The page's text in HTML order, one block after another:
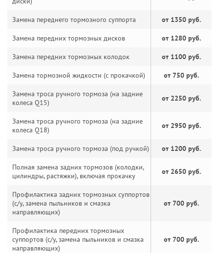
Замена переднего тормозного суппорта от 1350 руб.
Замена передних тормозных дисков от 1280 руб.
Замена передних тормозных колодок от 1100 руб.
Замена тормозной жидкости (с прокачкой) от 750 руб.
Замена троса ручного тормоза (на задние
колеса Q15)
от 2250 руб.
Замена троса ручного тормоза (на задние
колеса Q18)
от 2950 руб.
Замена троса ручного тормоза (под ручкой) от 1200 руб.
Полная замена задних тормозов (колодки,
цилиндры, растяжки), включая прокачку
от 2650 руб.
Профилактика задних тормозных суппортов
(с/у, замена пыльников и смазка
направляющих)
от 700 руб.
Профилактика передних тормозных
суппортов (с/у, замена пыльников и смазка
направляющих)
от 700 руб.